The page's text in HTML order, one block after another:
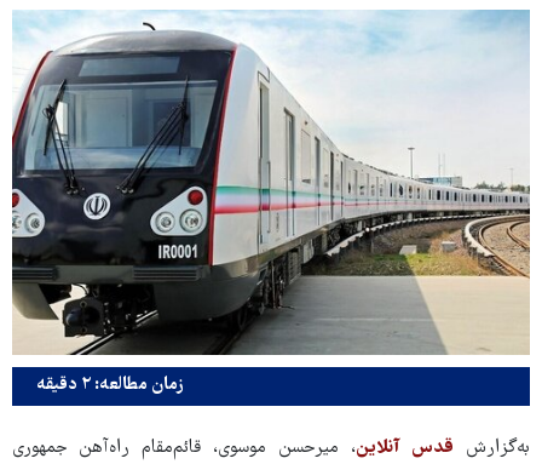
زمان مطالعه: ۲ دقیقه
به‌گزارش قدس آنلاین، میرحسن موسوی، قائم‌مقام راه‌آهن جمهوری